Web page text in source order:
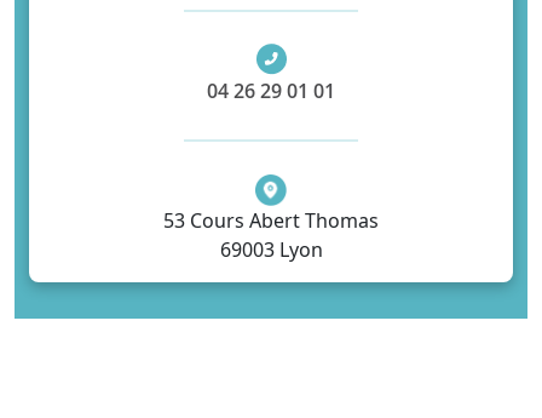
04 26 29 01 01
53 Cours Abert Thomas
69003 Lyon